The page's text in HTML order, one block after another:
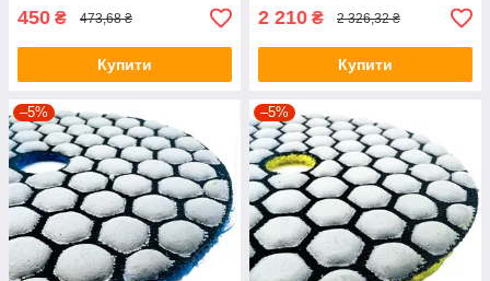
450 ₴ 473,68 ₴
Купити
2 210 ₴ 2 326,32 ₴
Купити
–5% –5%